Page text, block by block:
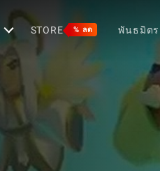
STORE % ลด พันธมิตร